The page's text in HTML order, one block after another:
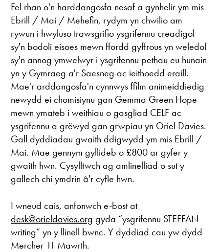
Fel rhan o'n harddangosfa nesaf a gynhelir ym mis
Ebrill / Mai / Mehefin, rydym yn chwilio am
rywun i hwyluso trawsgrifio ysgrifennu creadigol
sy'n bodoli eisoes mewn ffordd gyffrous yn weledol
sy'n annog ymwelwyr i ysgrifennu pethau eu hunain
yn y Gymraeg a'r Saesneg ac ieithoedd eraill.
Mae'r arddangosfa'n cynnwys ffilm animeiddiedig
newydd ei chomisiynu gan Gemma Green Hope
mewn ymateb i weithiau o gasgliad CELF ac
ysgrifennu a grëwyd gan grwpiau yn Oriel Davies.
Gall dyddiadau gwaith ddigwydd ym mis Ebrill /
Mai. Mae gennym gyllideb o £800 ar gyfer y
gwaith hwn. Cysylltwch ag amlinelliad o sut y
gallech chi ymdrin â'r cyfle hwn.
I wneud cais, anfonwch e-bost at
desk@orieldavies.org gyda “ysgrifennu STEFFAN
writing” yn y llinell bwnc. Y dyddiad cau yw dydd
Mercher 11 Mawrth.